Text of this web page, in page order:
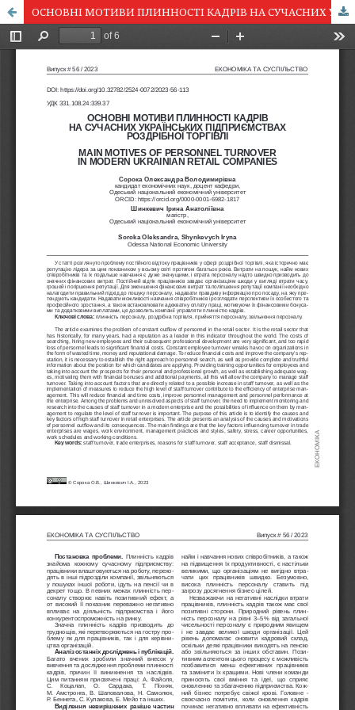
ОСНОВНІ МОТИВИ ПЛИННОСТІ КАДРІВ НА СУЧАСНИХ УКРАЇНСЬКИХ ПІДПРИЄМСТВАХ РОЗДРІБНОЇ ТОРГІВЛІ